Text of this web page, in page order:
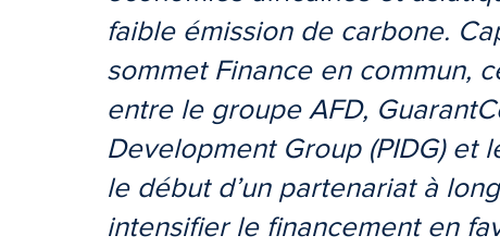
faible émission de carbone.
sommet Finance en commun,
entre le groupe AFD,
Development Group (PIDG) et
le début d’un partenariat à
intensifier le financement en